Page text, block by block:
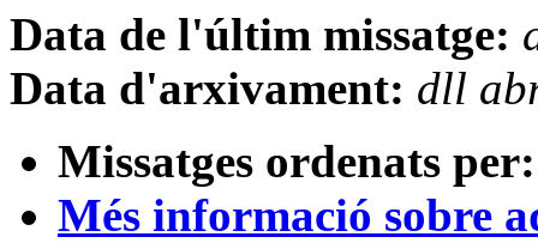
Data de l'últim missatge:
Data d'arxivament: dll
Missatges ordenats per:
Més informació sobre